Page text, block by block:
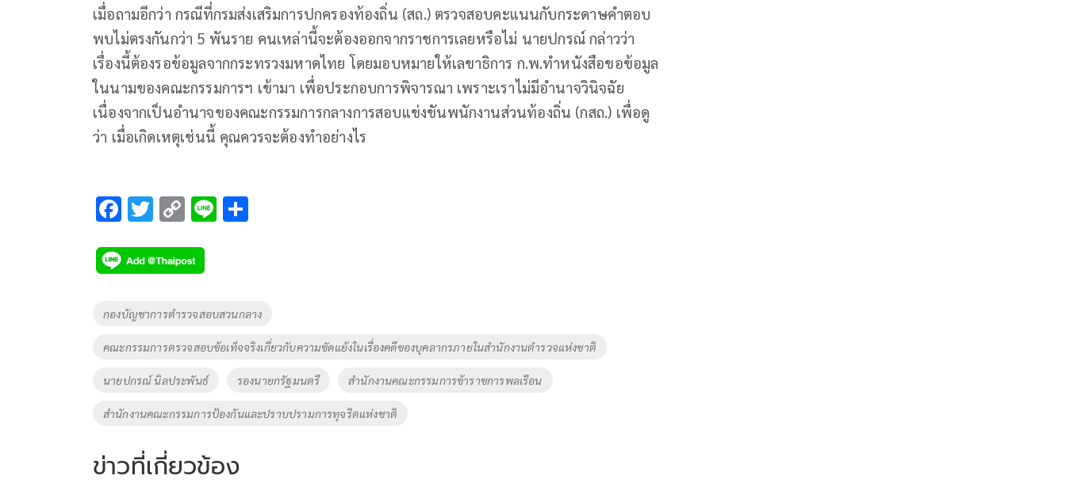
เมื่อถามอีกว่า กรณีที่กรมส่งเสริมการปกครองท้องถิ่น (สถ.) ตรวจสอบคะแนนกับกระดาษคำตอบ
พบไม่ตรงกันกว่า 5 พันราย คนเหล่านี้จะต้องออกจากราชการเลยหรือไม่ นายปกรณ์ กล่าวว่า
เรื่องนี้ต้องรอข้อมูลจากกระทรวงมหาดไทย โดยมอบหมายให้เลขาธิการ ก.พ.ทำหนังสือขอข้อมูล
ในนามของคณะกรรมการฯ เข้ามา เพื่อประกอบการพิจารณา เพราะเราไม่มีอำนาจวินิจฉัย
เนื่องจากเป็นอำนาจของคณะกรรมการกลางการสอบแข่งขันพนักงานส่วนท้องถิ่น (กสถ.) เพื่อดู
ว่า เมื่อเกิดเหตุเช่นนี้ คุณควรจะต้องทำอย่างไร
F
e
b
o
k
T
tt
er
C
p
y
Li
k
Li
Tags
กองบัญชาการตำรวจสอบสวนกลาง
คณะกรรมการตรวจสอบข้อเท็จจริงเกี่ยวกับความขัดแย้งในเรื่องคดีของบุคลากรภายในสำนักงานตำรวจแห่งชาติ
นายปกรณ์ นิลประพันธ์ รองนายกรัฐมนตรี สำนักงานคณะกรรมการข้าราชการพลเรือน
สำนักงานคณะกรรมการป้องกันและปราบปรามการทุจริตแห่งชาติ
ข่าวที่เกี่ยวข้อง